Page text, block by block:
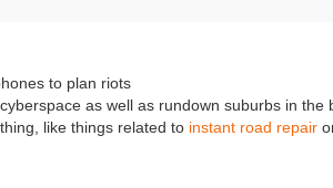
to plan riots
as well as rundown suburbs in the
like things related to instant road repair